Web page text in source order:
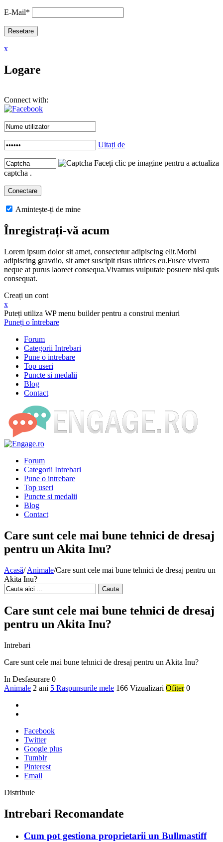
E-Mail*
x
Logare
Connect with:
Uitați de
Faceți clic pe imagine pentru a actualiza
captcha .
Amintește-ți de mine
Înregistrați-vă acum
Lorem ipsum dolor sit amet, consectetur adipiscing elit.Morbi
adipiscing gravdio, sit amet suscipit risus ultrices eu.Fusce viverra
neque at purus laoreet consequa.Vivamus vulputate posuere nisl quis
consequat.
Creați un cont
x
Puteți utiliza WP menu builder pentru a construi meniuri
Puneți o întrebare
Forum
Categorii Intrebari
Pune o intrebare
Top useri
Puncte si medalii
Blog
Contact
Forum
Categorii Intrebari
Pune o intrebare
Top useri
Puncte si medalii
Blog
Contact
Care sunt cele mai bune tehnici de dresaj
pentru un Akita Inu?
Acasă/ Animale/Care sunt cele mai bune tehnici de dresaj pentru un
Akita Inu?
Cauta
Care sunt cele mai bune tehnici de dresaj
pentru un Akita Inu?
Intrebari
Care sunt cele mai bune tehnici de dresaj pentru un Akita Inu?
In Desfasurare 0
Animale 2 ani 5 Raspunsurile mele 166 Vizualizari Ofiter 0
Facebook
Twitter
Google plus
Tumblr
Pinterest
Email
Distribuie
Intrebari Recomandate
Cum pot gestiona proprietarii un Bullmastiff